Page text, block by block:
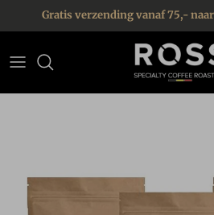
Ga naar inhoud
Gratis verzending vanaf 75,-